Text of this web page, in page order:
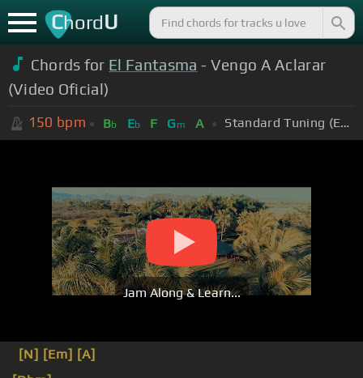
ChordU
Chords for El Fantasma - Vengo A Aclarar
(Video Oficial)
150 bpm Bb Eb F Gm A Standard Tuning (EADGBE)
Jam Along & Learn...
[N] [Em] [A]